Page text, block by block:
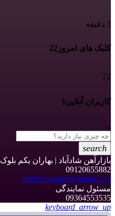
3 دقیقه
کلیک های امروز 22
22
کاربران آنلاین 1
1
search
بازارآهن شادآباد | بهاران یکم بلوک 35
09120655882
manholecenter@gmail.com
مسئول نمایندگی
09364553535
keyboard_arrow_up